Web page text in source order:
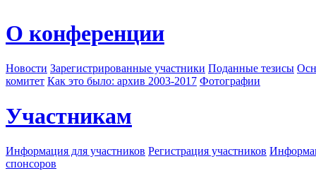
О конференции
Новости Зарегистрированные участники Поданные тезисы
комитет Как это было: архив 2003-2017 Фотографии
Участникам
Информация для участников Регистрация участников
спонсоров